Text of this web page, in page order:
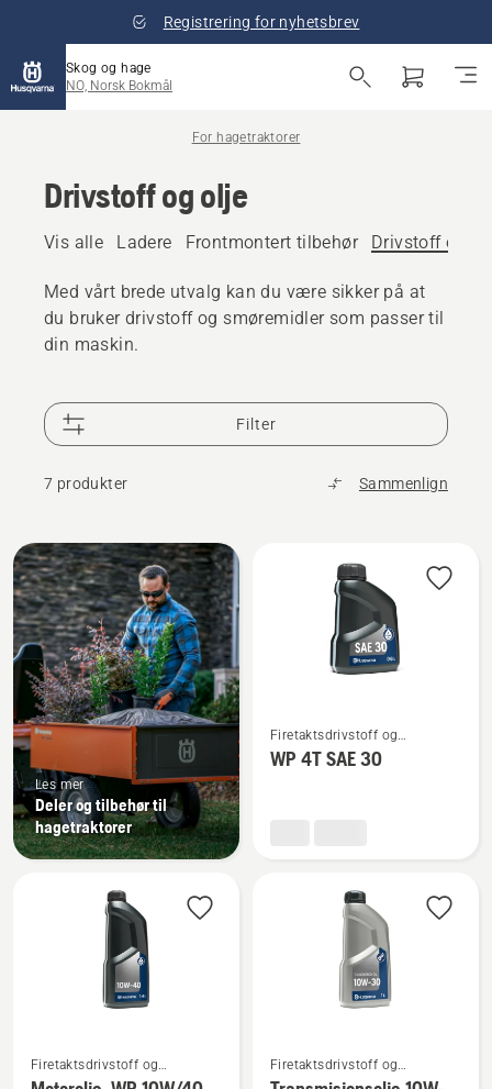
Registrering for nyhetsbrev
Skog og hage
NO, Norsk Bokmål
For hagetraktorer
Drivstoff og olje
Vis alle Ladere Frontmontert tilbehør Drivstoff og
Med vårt brede utvalg kan du være sikker på at
du bruker drivstoff og smøremidler som passer til
din maskin.
Filter
7 produkter Sammenlign
Alle
produkter
Les mer
Deler og tilbehør til
hagetraktorer
flere
detaljer
Firetaktsdrivstoff og
firetaktsolje
WP 4T SAE 30
flere
Firetaktsdrivstoff og
firetaktsolje
flere
Firetaktsdrivstoff og
firetaktsolje